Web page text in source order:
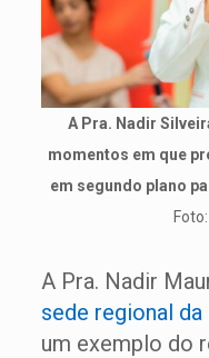
A Pra. Nadir
momentos em que
em segundo plano
A Pra. Nadir
sede regional da
um exemplo do